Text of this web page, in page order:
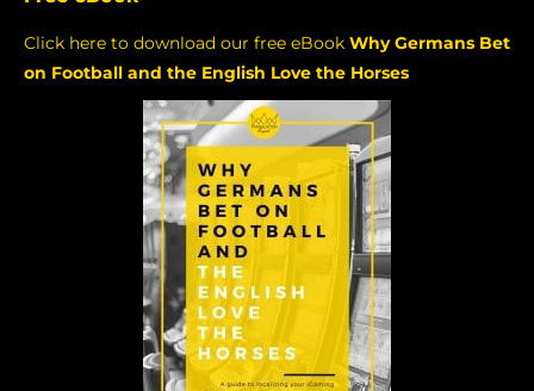
Click here to download our free eBook Why Germans Bet
on Football and the English Love the Horses